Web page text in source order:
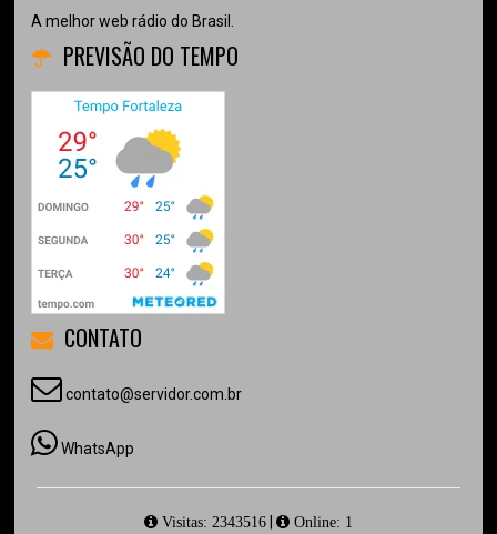
A melhor web rádio do Brasil.
PREVISÃO DO TEMPO
CONTATO
contato@servidor.com.br
WhatsApp
Visitas: 2343516| Online: 1